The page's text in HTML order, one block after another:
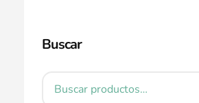
Buscar